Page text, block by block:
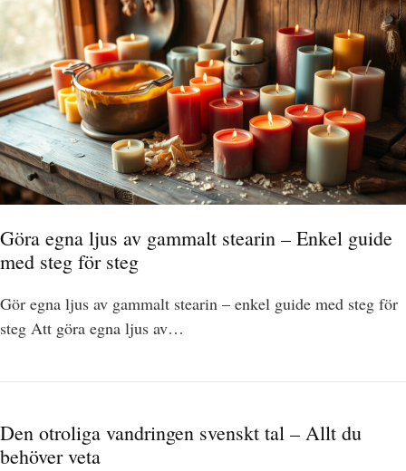
Göra egna ljus av gammalt stearin – Enkel guide
med steg för steg
Gör egna ljus av gammalt stearin – enkel guide med steg för
steg Att göra egna ljus av…
Den otroliga vandringen svenskt tal – Allt du
behöver veta